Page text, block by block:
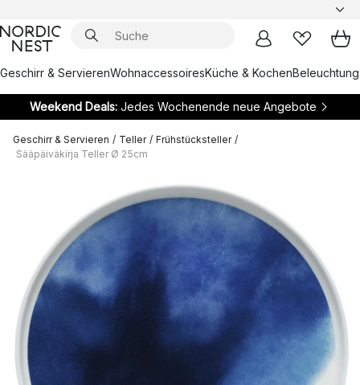
Geschirr & ServierenWohnaccessoiresKüche & KochenBeleuchtung
Weekend Deals:Jedes Wochenende neue Angebote
Geschirr & Servieren / Teller / Frühstücksteller /
Sääpäiväkirja Teller Ø 25cm